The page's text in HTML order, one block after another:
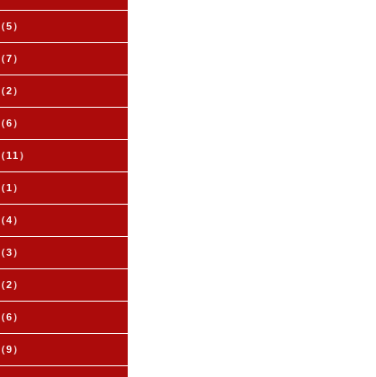
5）
7）
2）
6）
11）
1）
4）
3）
2）
6）
9）